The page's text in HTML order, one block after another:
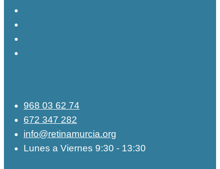
968 03 62 74
672 347 282
info@retinamurcia.org
Lunes a Viernes 9:30 - 13:30